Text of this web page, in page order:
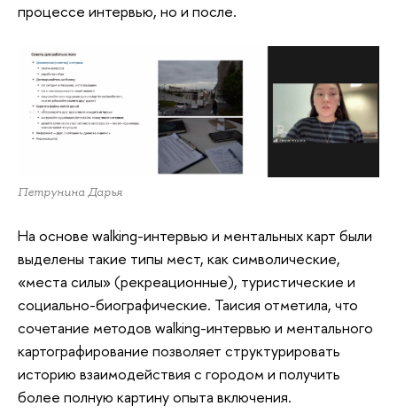
процессе интервью, но и после.
Петрунина Дарья
На основе walking-интервью и ментальных карт были
выделены такие типы мест, как символические,
«места силы» (рекреационные), туристические и
социально-биографические. Таисия отметила, что
сочетание методов walking-интервью и ментального
картографирование позволяет структурировать
историю взаимодействия с городом и получить
более полную картину опыта включения.